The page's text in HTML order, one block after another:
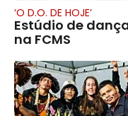
‘O D.O. DE HOJE’
Estúdio de
na FCMS